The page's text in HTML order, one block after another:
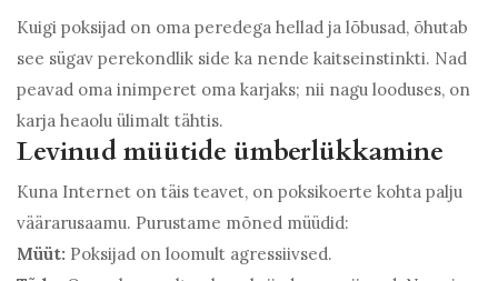
Kuigi poksijad on oma peredega hellad ja lõbusad, õhutab
see sügav perekondlik side ka nende kaitseinstinkti. Nad
peavad oma inimperet oma karjaks; nii nagu looduses, on
karja heaolu ülimalt tähtis.
Levinud müütide ümberlükkamine
Kuna Internet on täis teavet, on poksikoerte kohta palju
väärarusaamu. Purustame mõned müüdid:
Müüt: Poksijad on loomult agressiivsed.